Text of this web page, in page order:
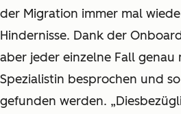
der Migration immer mal
Hindernisse. Dank der
aber jeder einzelne Fall
Spezialistin besprochen und
gefunden werden.